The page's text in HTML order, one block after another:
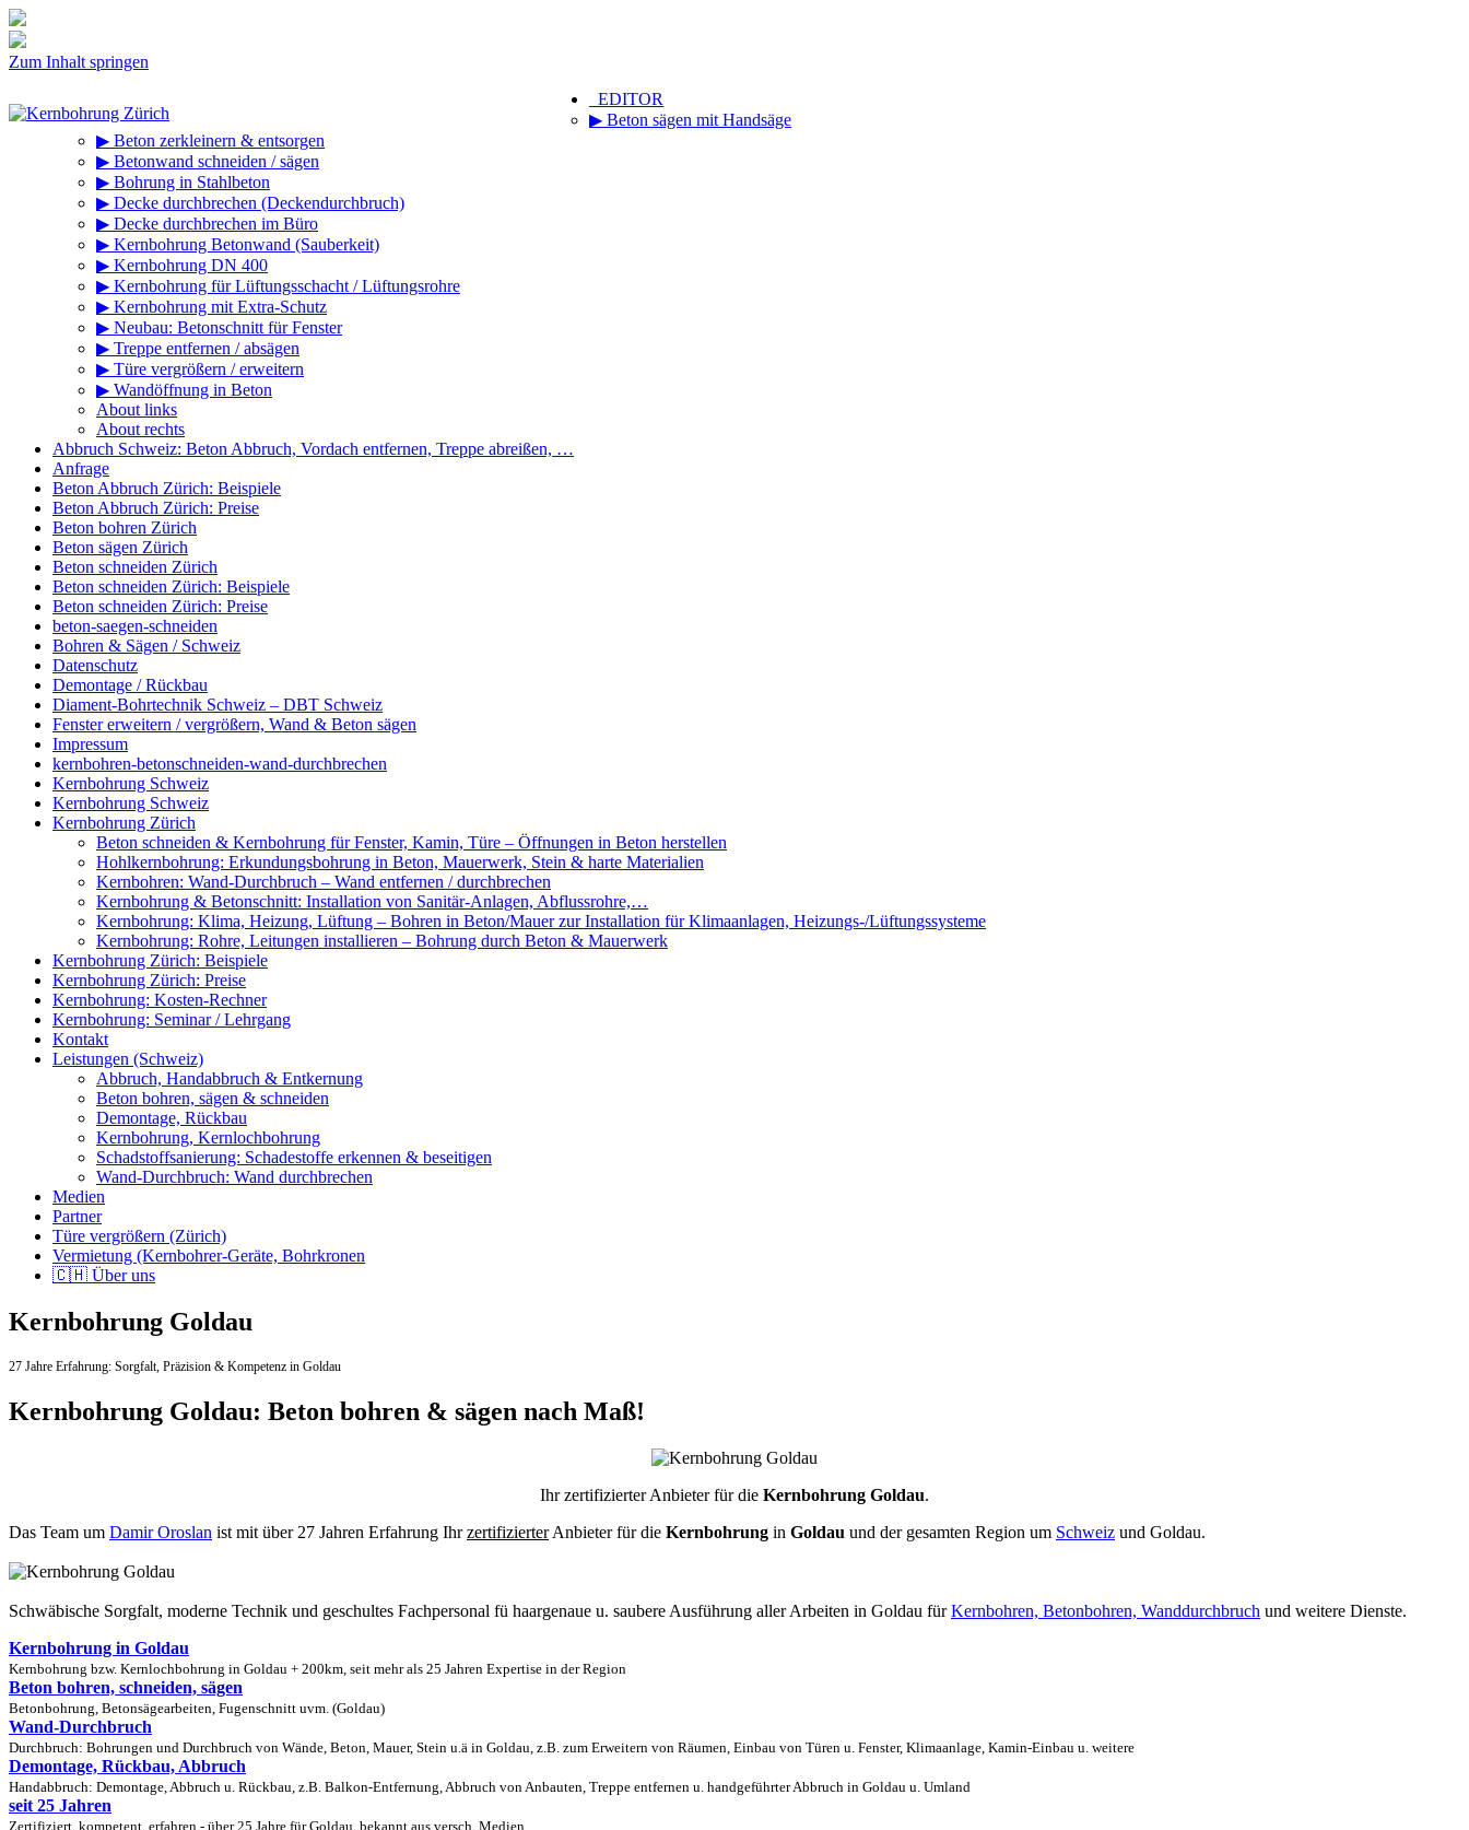
Zum Inhalt springen
_EDITOR
▶ Beton sägen mit Handsäge
▶ Beton zerkleinern & entsorgen
▶ Betonwand schneiden / sägen
▶ Bohrung in Stahlbeton
▶ Decke durchbrechen (Deckendurchbruch)
▶ Decke durchbrechen im Büro
▶ Kernbohrung Betonwand (Sauberkeit)
▶ Kernbohrung DN 400
▶ Kernbohrung für Lüftungsschacht / Lüftungsrohre
▶ Kernbohrung mit Extra-Schutz
▶ Neubau: Betonschnitt für Fenster
▶ Treppe entfernen / absägen
▶ Türe vergrößern / erweitern
▶ Wandöffnung in Beton
About links
About rechts
Abbruch Schweiz: Beton Abbruch, Vordach entfernen, Treppe abreißen, …
Anfrage
Beton Abbruch Zürich: Beispiele
Beton Abbruch Zürich: Preise
Beton bohren Zürich
Beton sägen Zürich
Beton schneiden Zürich
Beton schneiden Zürich: Beispiele
Beton schneiden Zürich: Preise
beton-saegen-schneiden
Bohren & Sägen / Schweiz
Datenschutz
Demontage / Rückbau
Diament-Bohrtechnik Schweiz – DBT Schweiz
Fenster erweitern / vergrößern, Wand & Beton sägen
Impressum
kernbohren-betonschneiden-wand-durchbrechen
Kernbohrung Schweiz
Kernbohrung Schweiz
Kernbohrung Zürich
Beton schneiden & Kernbohrung für Fenster, Kamin, Türe – Öffnungen in Beton herstellen
Hohlkernbohrung: Erkundungsbohrung in Beton, Mauerwerk, Stein & harte Materialien
Kernbohren: Wand-Durchbruch – Wand entfernen / durchbrechen
Kernbohrung & Betonschnitt: Installation von Sanitär-Anlagen, Abflussrohre,…
Kernbohrung: Klima, Heizung, Lüftung – Bohren in Beton/Mauer zur Installation für Klimaanlagen, Heizungs-/Lüftungssysteme
Kernbohrung: Rohre, Leitungen installieren – Bohrung durch Beton & Mauerwerk
Kernbohrung Zürich: Beispiele
Kernbohrung Zürich: Preise
Kernbohrung: Kosten-Rechner
Kernbohrung: Seminar / Lehrgang
Kontakt
Leistungen (Schweiz)
Abbruch, Handabbruch & Entkernung
Beton bohren, sägen & schneiden
Demontage, Rückbau
Kernbohrung, Kernlochbohrung
Schadstoffsanierung: Schadestoffe erkennen & beseitigen
Wand-Durchbruch: Wand durchbrechen
Medien
Partner
Türe vergrößern (Zürich)
Vermietung (Kernbohrer-Geräte, Bohrkronen
🇨🇭 Über uns
Kernbohrung Goldau
27 Jahre Erfahrung: Sorgfalt, Präzision & Kompetenz in Goldau
Kernbohrung Goldau: Beton bohren & sägen nach Maß!
Ihr zertifizierter Anbieter für die Kernbohrung Goldau.
Das Team um Damir Oroslan ist mit über 27 Jahren Erfahrung IhrzertifizierterAnbieter für die Kernbohrung in Goldau und der gesamten Region um Schweiz und Goldau.
Schwäbische Sorgfalt, moderne Technik und geschultes Fachpersonal fü haargenaue u. saubere Ausführung aller Arbeiten in Goldau fürKernbohren, Betonbohren, Wanddurchbruch und weitere Dienste.
Kernbohrung in Goldau
Kernbohrung bzw. Kernlochbohrung in Goldau + 200km, seit mehr als 25 Jahren Expertise in der Region
Beton bohren, schneiden, sägen
Betonbohrung, Betonsägearbeiten, Fugenschnitt uvm. (Goldau)
Wand-Durchbruch
Durchbruch: Bohrungen und Durchbruch von Wände, Beton, Mauer, Stein u.ä in Goldau, z.B. zum Erweitern von Räumen, Einbau von Türen u. Fenster, Klimaanlage, Kamin-Einbau u. weitere
Demontage, Rückbau, Abbruch
Handabbruch: Demontage, Abbruch u. Rückbau, z.B. Balkon-Entfernung, Abbruch von Anbauten, Treppe entfernen u. handgeführter Abbruch in Goldau u. Umland
seit 25 Jahren
Zertifiziert, kompetent, erfahren - über 25 Jahre für Goldau, bekannt aus versch. Medien